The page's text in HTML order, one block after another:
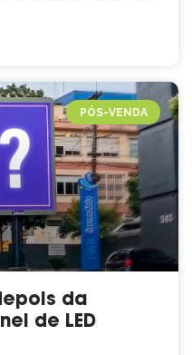
PÓS-VENDA
da
de LED